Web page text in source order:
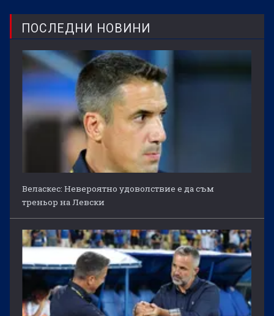
ПОСЛЕДНИ НОВИНИ
Веласкес: Невероятно удоволствие е да съм
треньор на Левски